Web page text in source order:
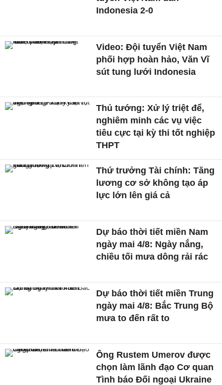
Indonesia 2-0
Video: Đội tuyển Việt Nam
phối hợp hoàn hảo, Văn Vĩ
sút tung lưới Indonesia
Thủ tướng: Xử lý triệt để,
nghiêm minh các vụ việc
tiêu cực tại kỳ thi tốt nghiệp
THPT
Thứ trưởng Tài chính: Tăng
lương cơ sở không tạo áp
lực lớn lên giá cả
Dự báo thời tiết miền Nam
ngày mai 4/8: Ngày nắng,
chiều tối mưa dông rải rác
Dự báo thời tiết miền Trung
ngày mai 4/8: Bắc Trung Bộ
mưa to đến rất to
Ông Rustem Umerov được
chọn làm lãnh đạo Cơ quan
Tình báo Đối ngoại Ukraine